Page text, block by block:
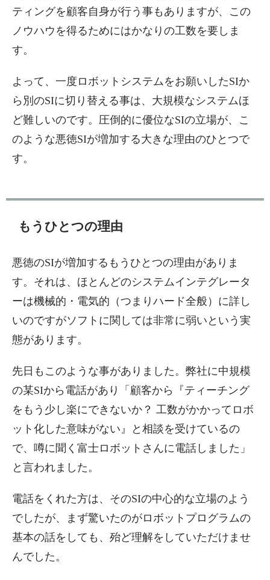
ティングを顧客自身が行う事もありますが、この
ノウハウを得るためにはかなりの工数を要しま
す。
よって、一度ロボットシステムをお願いしたSIか
ら別のSIに切り替える事は、大規模なシステムほ
ど難しいのです。圧倒的に優位なSIの立場が、こ
のような悪徳SIが増加する大きな理由のひとつで
す。
もうひとつの理由
悪徳のSIが増加するもうひとつの理由がありま
す。それは、ほとんどのシステムインテグレータ
ーは機械的・電気的（つまりハード全般）に詳し
いのですがソフトに関しては非常に弱いという実
態があります。
先日もこのような事がありました。弊社に中規模
の某SIから電話があり「顧客から『ティーチング
をもう少し楽にできないか？ 工数がかかってロボ
ット化した意味がない』と相談を受けているの
で、噂に聞く富士ロボットさんに電話しました」
と言われました。
電話をくれた方は、そのSIの中心的な立場のよう
でしたが、まず驚いたのがロボットプログラムの
基本の話をしても、殆ど理解をしていただけませ
んでした。